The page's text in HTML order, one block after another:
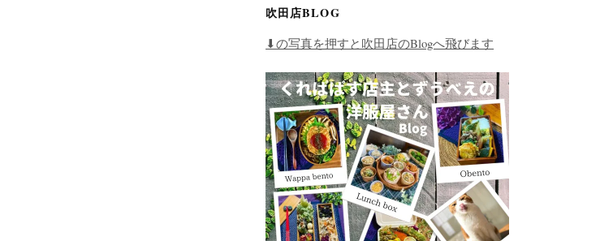
吹田店BLOG
⬇︎の写真を押すと吹田店のBlogへ飛びます